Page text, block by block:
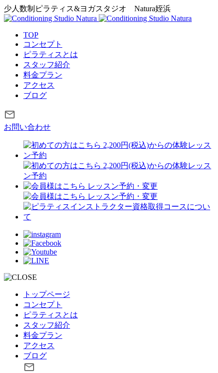
少人数制ピラティス&ヨガスタジオ Natura姪浜
TOP
コンセプト
ピラティスとは
スタッフ紹介
料金プラン
アクセス
ブログ
お問い合わせ
トップページ
コンセプト
ピラティスとは
スタッフ紹介
料金プラン
アクセス
ブログ